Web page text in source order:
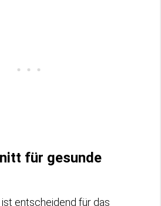
für gesunde
entscheidend für das